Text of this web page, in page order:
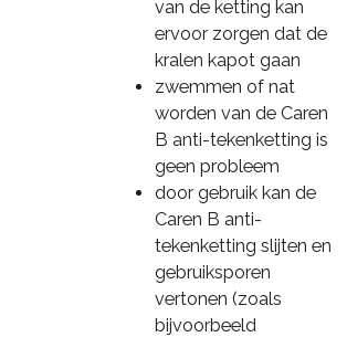
van de ketting kan
ervoor zorgen dat de
kralen kapot gaan
zwemmen of nat
worden van de Caren
B anti-tekenketting is
geen probleem
door gebruik kan de
Caren B anti-
tekenketting slijten en
gebruiksporen
vertonen (zoals
bijvoorbeeld